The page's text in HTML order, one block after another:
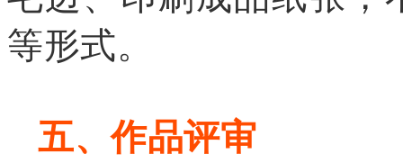
等形式。
五、作品评审